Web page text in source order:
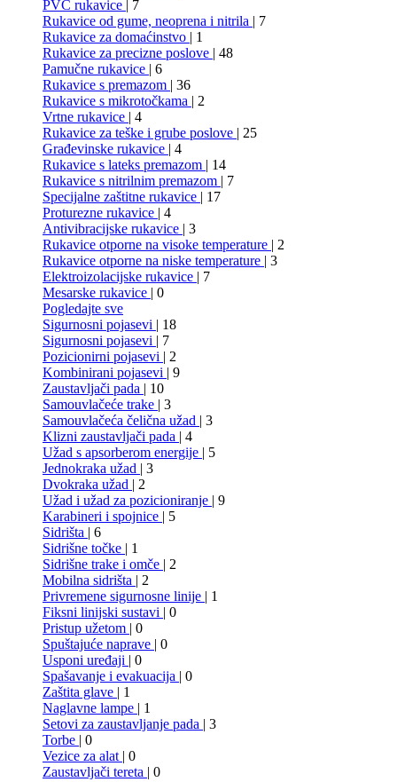
PVC rukavice | 7
Rukavice od gume, neoprena i nitrila | 7
Rukavice za domaćinstvo | 1
Rukavice za precizne poslove | 48
Pamučne rukavice | 6
Rukavice s premazom | 36
Rukavice s mikrotočkama | 2
Vrtne rukavice | 4
Rukavice za teške i grube poslove | 25
Građevinske rukavice | 4
Rukavice s lateks premazom | 14
Rukavice s nitrilnim premazom | 7
Specijalne zaštitne rukavice | 17
Proturezne rukavice | 4
Antivibracijske rukavice | 3
Rukavice otporne na visoke temperature | 2
Rukavice otporne na niske temperature | 3
Elektroizolacijske rukavice | 7
Mesarske rukavice | 0
Pogledajte sve
Sigurnosni pojasevi | 18
Sigurnosni pojasevi | 7
Pozicionirni pojasevi | 2
Kombinirani pojasevi | 9
Zaustavljači pada | 10
Samouvlačeće trake | 3
Samouvlačeća čelična užad | 3
Klizni zaustavljači pada | 4
Užad s apsorberom energije | 5
Jednokraka užad | 3
Dvokraka užad | 2
Užad i užad za pozicioniranje | 9
Karabineri i spojnice | 5
Sidrišta | 6
Sidrišne točke | 1
Sidrišne trake i omče | 2
Mobilna sidrišta | 2
Privremene sigurnosne linije | 1
Fiksni linijski sustavi | 0
Pristup užetom | 0
Spuštajuće naprave | 0
Usponi uređaji | 0
Spašavanje i evakuacija | 0
Zaštita glave | 1
Naglavne lampe | 1
Setovi za zaustavljanje pada | 3
Torbe | 0
Vezice za alat | 0
Zaustavljači tereta | 0